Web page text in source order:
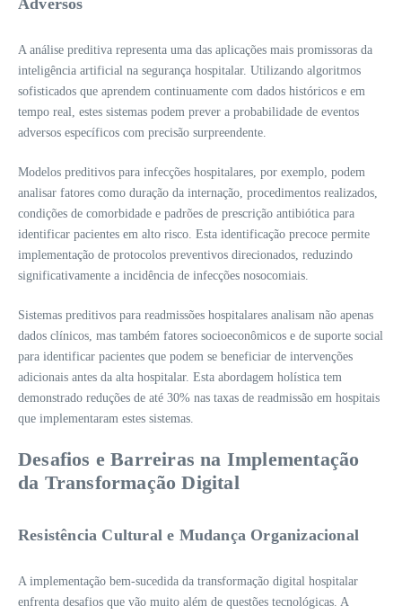
Adversos
A análise preditiva representa uma das aplicações mais promissoras da
inteligência artificial na segurança hospitalar. Utilizando algoritmos
sofisticados que aprendem continuamente com dados históricos e em
tempo real, estes sistemas podem prever a probabilidade de eventos
adversos específicos com precisão surpreendente.
Modelos preditivos para infecções hospitalares, por exemplo, podem
analisar fatores como duração da internação, procedimentos realizados,
condições de comorbidade e padrões de prescrição antibiótica para
identificar pacientes em alto risco. Esta identificação precoce permite
implementação de protocolos preventivos direcionados, reduzindo
significativamente a incidência de infecções nosocomiais.
Sistemas preditivos para readmissões hospitalares analisam não apenas
dados clínicos, mas também fatores socioeconômicos e de suporte social
para identificar pacientes que podem se beneficiar de intervenções
adicionais antes da alta hospitalar. Esta abordagem holística tem
demonstrado reduções de até 30% nas taxas de readmissão em hospitais
que implementaram estes sistemas.
Desafios e Barreiras na Implementação
da Transformação Digital
Resistência Cultural e Mudança Organizacional
A implementação bem-sucedida da transformação digital hospitalar
enfrenta desafios que vão muito além de questões tecnológicas. A